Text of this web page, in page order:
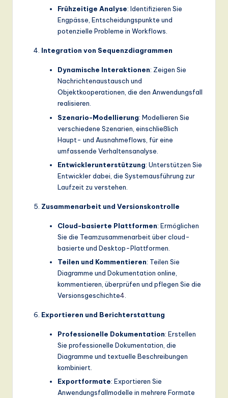
Frühzeitige Analyse: Identifizieren Sie
Engpässe, Entscheidungspunkte und
potenzielle Probleme in Workflows.
Integration von Sequenzdiagrammen
Dynamische Interaktionen: Zeigen Sie
Nachrichtenaustausch und
Objektkooperationen, die den Anwendungsfall
realisieren.
Szenario-Modellierung: Modellieren Sie
verschiedene Szenarien, einschließlich
Haupt- und Ausnahmeflows, für eine
umfassende Verhaltensanalyse.
Entwicklerunterstützung: Unterstützen Sie
Entwickler dabei, die Systemausführung zur
Laufzeit zu verstehen.
Zusammenarbeit und Versionskontrolle
Cloud-basierte Plattformen: Ermöglichen
Sie die Teamzusammenarbeit über cloud-
basierte und Desktop-Plattformen.
Teilen und Kommentieren: Teilen Sie
Diagramme und Dokumentation online,
kommentieren, überprüfen und pflegen Sie die
Versionsgeschichte4
Exportieren und Berichterstattung
Professionelle Dokumentation: Erstellen
Sie professionelle Dokumentation, die
Diagramme und textuelle Beschreibungen
kombiniert.
Exportformate: Exportieren Sie
Anwendungsfallmodelle in mehrere Formate